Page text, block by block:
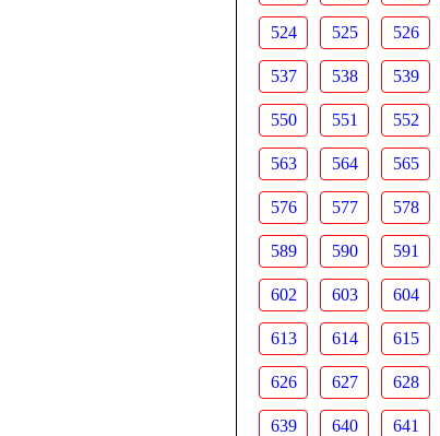
524 525 526
537 538 539
550 551 552
563 564 565
576 577 578
589 590 591
602 603 604
613 614 615
626 627 628
639 640 641